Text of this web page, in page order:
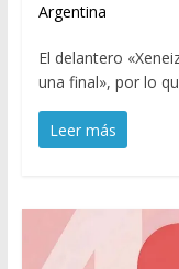
Argentina
El delantero
una final», por lo
Leer más